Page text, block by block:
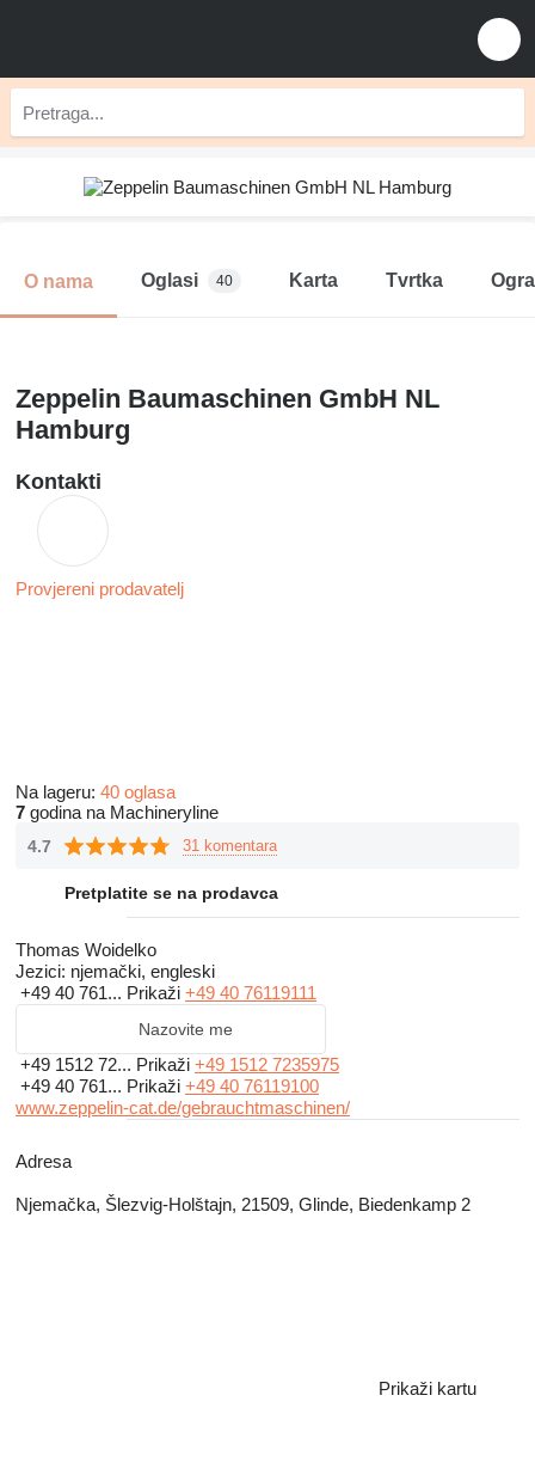
O nama Oglasi 40 Karta Tvrtka
Zeppelin Baumaschinen GmbH NL
Hamburg
Kontakti
Provjereni prodavatelj
Na lageru: 40 oglasa
7 godina na Machineryline
4.7 31 komentara
Pretplatite se na prodavca
Thomas Woidelko
Jezici: njemački, engleski
+49 40 761... Prikaži +49 40 76119111
Nazovite me
+49 1512 72... Prikaži +49 1512 7235975
+49 40 761... Prikaži +49 40 76119100
www.zeppelin-cat.de/gebrauchtmaschinen/
Adresa
Njemačka, Šlezvig-Holštajn, 21509, Glinde, Biedenkamp 2
Prikaži kartu